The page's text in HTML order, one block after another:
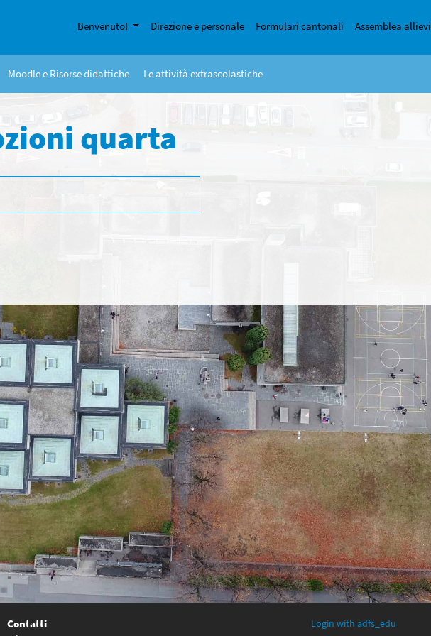
Benvenuto! Direzione e personale Formulari cantonali Assemblea allievi
Moodle e Risorse didattiche Le attività extrascolastiche
quarta
Contatti
Login with adfs_edu